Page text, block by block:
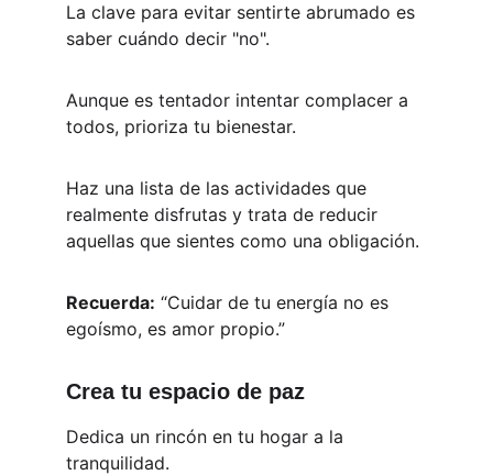
La clave para evitar sentirte abrumado es
saber cuándo decir "no".
Aunque es tentador intentar complacer a
todos, prioriza tu bienestar.
Haz una lista de las actividades que
realmente disfrutas y trata de reducir
aquellas que sientes como una obligación.
Recuerda: “Cuidar de tu energía no es
egoísmo, es amor propio.”
Crea tu espacio de paz
Dedica un rincón en tu hogar a la
tranquilidad.